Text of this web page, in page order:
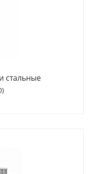
стальные